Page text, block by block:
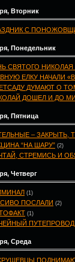
Вторник
С
Понедельник
СВЯТОГО
ЕЛКУ НАЧАЛИ
ДУМАЮТ О
ДОШЕЛ И ДО
Пятница
– ЗАКРЫТЬ,
“НА ШАРУ” (2)
СТРЕМИСЬ И
Четверг
(1)
ПОСЛАЛИ (2)
(1)
Среда